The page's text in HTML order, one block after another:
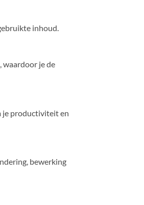
inhoud.
waardoor je de
je productiviteit en
bewerking